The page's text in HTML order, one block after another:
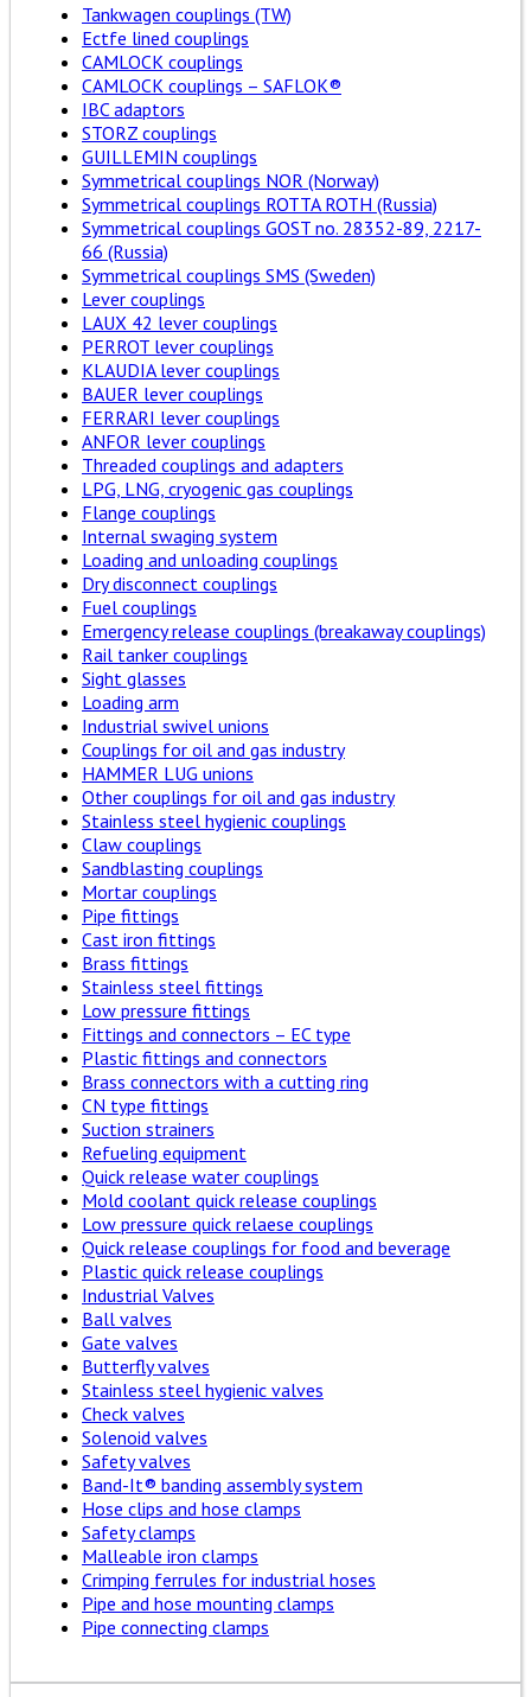
Tankwagen couplings (TW)
Ectfe lined couplings
CAMLOCK couplings
CAMLOCK couplings – SAFLOK®
IBC adaptors
STORZ couplings
GUILLEMIN couplings
Symmetrical couplings NOR (Norway)
Symmetrical couplings ROTTA ROTH (Russia)
Symmetrical couplings GOST no. 28352-89, 2217-
66 (Russia)
Symmetrical couplings SMS (Sweden)
Lever couplings
LAUX 42 lever couplings
PERROT lever couplings
KLAUDIA lever couplings
BAUER lever couplings
FERRARI lever couplings
ANFOR lever couplings
Threaded couplings and adapters
LPG, LNG, cryogenic gas couplings
Flange couplings
Internal swaging system
Loading and unloading couplings
Dry disconnect couplings
Fuel couplings
Emergency release couplings (breakaway couplings)
Rail tanker couplings
Sight glasses
Loading arm
Industrial swivel unions
Couplings for oil and gas industry
HAMMER LUG unions
Other couplings for oil and gas industry
Stainless steel hygienic couplings
Claw couplings
Sandblasting couplings
Mortar couplings
Pipe fittings
Cast iron fittings
Brass fittings
Stainless steel fittings
Low pressure fittings
Fittings and connectors – EC type
Plastic fittings and connectors
Brass connectors with a cutting ring
CN type fittings
Suction strainers
Refueling equipment
Quick release water couplings
Mold coolant quick release couplings
Low pressure quick relaese couplings
Quick release couplings for food and beverage
Plastic quick release couplings
Industrial Valves
Ball valves
Gate valves
Butterfly valves
Stainless steel hygienic valves
Check valves
Solenoid valves
Safety valves
Band-It® banding assembly system
Hose clips and hose clamps
Safety clamps
Malleable iron clamps
Crimping ferrules for industrial hoses
Pipe and hose mounting clamps
Pipe connecting clamps